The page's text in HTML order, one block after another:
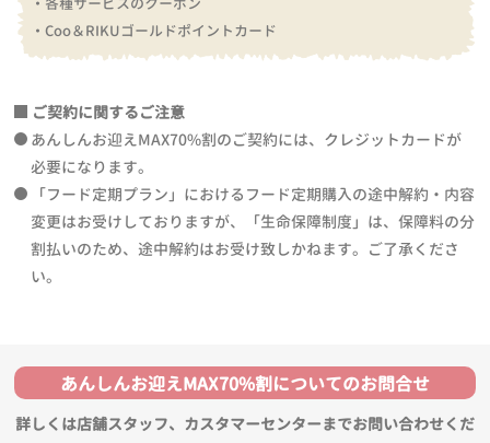
・Coo＆RIKUゴールドポイントカード
ご契約に関するご注意
あんしんお迎えMAX70%割のご契約には、クレジットカードが
必要になります。
「フード定期プラン」におけるフード定期購入の途中解約・内容
変更はお受けしておりますが、「生命保障制度」は、保障料の分
割払いのため、途中解約はお受け致しかねます。ご了承くださ
い。
あんしんお迎えMAX70%割についてのお問合せ
詳しくは店舗スタッフ、カスタマーセンターまでお問い合わせくだ